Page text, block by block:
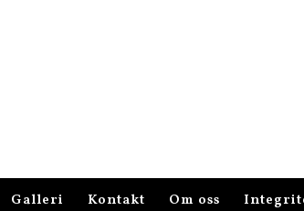
Galleri Kontakt Om oss